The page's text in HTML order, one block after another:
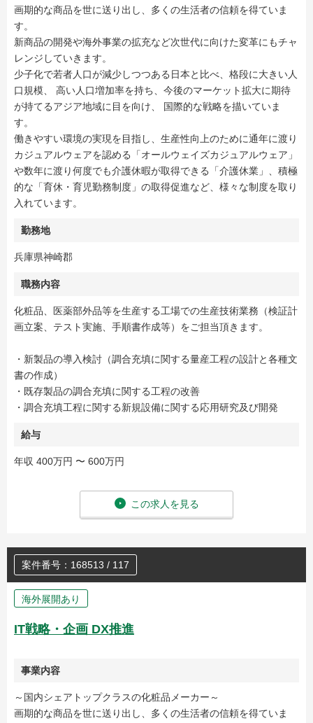
画期的な商品を世に送り出し、多くの生活者の信頼を得ていま
す。
新商品の開発や海外事業の拡充など次世代に向けた変革にもチャ
レンジしていきます。
少子化で若者人口が減少しつつある日本と比べ、格段に大きい人
口規模、 高い人口増加率を持ち、今後のマーケット拡大に期待
が持てるアジア地域に目を向け、 国際的な戦略を描いていま
す。
働きやすい環境の実現を目指し、生産性向上のために通年に渡り
カジュアルウェアを認める「オールウェイズカジュアルウェア」
や数年に渡り何度でも介護休暇が取得できる「介護休業」、積極
的な「育休・育児勤務制度」の取得促進など、様々な制度を取り
入れています。
勤務地
兵庫県神崎郡
職務内容
化粧品、医薬部外品等を生産する工場での生産技術業務（検証計
画立案、テスト実施、手順書作成等）をご担当頂きます。
・新製品の導入検討（調合充填に関する量産工程の設計と各種文
書の作成）
・既存製品の調合充填に関する工程の改善
・調合充填工程に関する新規設備に関する応用研究及び開発
給与
年収 400万円 〜 600万円
この求人を見る
案件番号：168513 / 117
海外展開あり
IT戦略・企画 DX推進
事業内容
～国内シェアトップクラスの化粧品メーカー～
画期的な商品を世に送り出し、多くの生活者の信頼を得ていま